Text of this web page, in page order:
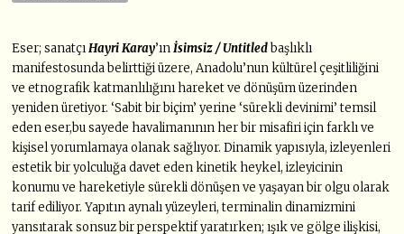
Eser; sanatçıHayri Karay’ınİsimsiz / Untitledbaşlıklı
manifestosunda belirttiği üzere, Anadolu’nun kültürel çeşitliliğini
ve etnografik katmanlılığını hareket ve dönüşüm üzerinden
yeniden üretiyor. ‘Sabit bir biçim’ yerine ‘sürekli devinimi’ temsil
eden eser,bu sayede havalimanının her bir misafiri için farklı ve
kişisel yorumlamaya olanak sağlıyor. Dinamik yapısıyla, izleyenleri
estetik bir yolculuğa davet eden kinetik heykel, izleyicinin
konumu ve hareketiyle sürekli dönüşen ve yaşayan bir olgu olarak
tarif ediliyor. Yapıtın aynalı yüzeyleri, terminalin dinamizmini
yansıtarak sonsuz bir perspektif yaratırken; ışık ve gölge ilişkisi,